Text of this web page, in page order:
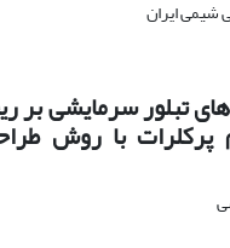
تبلور سرمایشی
پرکلرات با روش